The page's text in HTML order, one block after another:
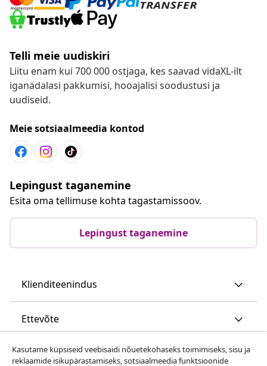
Telli meie uudiskiri
Liitu enam kui 700 000 ostjaga, kes saavad vidaXL-ilt
iganädalasi pakkumisi, hooajalisi soodustusi ja
uudiseid.
Meie sotsiaalmeedia kontod
Lepingust taganemine
Esita oma tellimuse kohta tagastamissoov.
Lepingust taganemine
Klienditeenindus
Ettevõte
vidaXL
Kasutame küpsiseid veebisaidi nõuetekohaseks toimimiseks, sisu ja
reklaamide isikupärastamiseks, sotsiaalmeedia funktsioonide